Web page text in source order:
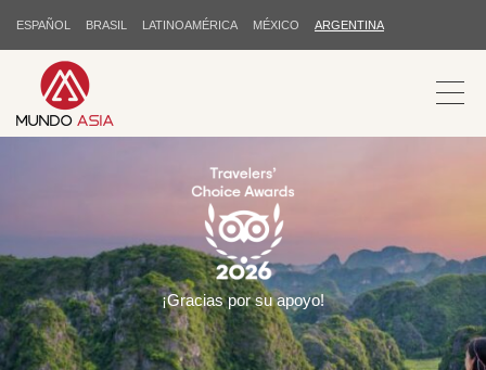
ESPAÑOL BRASIL LATINOAMÉRICA MÉXICO ARGENTINA
¡Gracias por su apoyo!